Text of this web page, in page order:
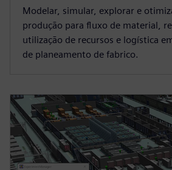
Modelar, simular, explorar e
produção para fluxo de material,
utilização de recursos e logística
de planeamento de fabrico.